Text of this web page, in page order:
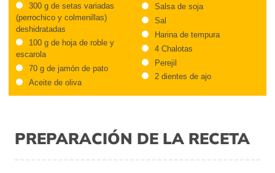
300 g de setas variadas
(perrochico y colmenillas)
deshidratadas
100 g de hoja de roble y
escarola
70 g de jamón de pato
Aceite de oliva
Salsa de soja
Sal
Harina de tempura
4 Chalotas
Perejil
2 dientes de ajo
PREPARACIÓN DE LA RECETA